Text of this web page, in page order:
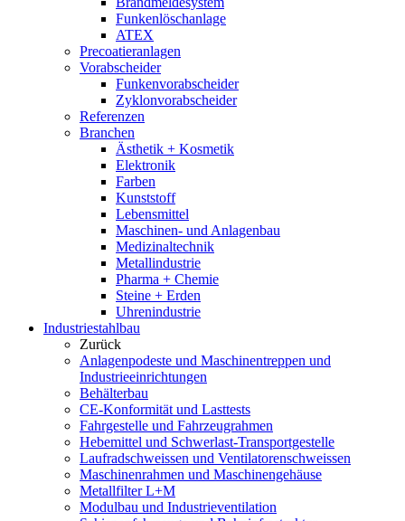
Funkenlöschanlage
ATEX
Precoatieranlagen
Vorabscheider
Funkenvorabscheider
Zyklonvorabscheider
Referenzen
Branchen
Ästhetik + Kosmetik
Elektronik
Farben
Kunststoff
Lebensmittel
Maschinen- und Anlagenbau
Medizinaltechnik
Metallindustrie
Pharma + Chemie
Steine + Erden
Uhrenindustrie
Industriestahlbau
Zurück
Anlagenpodeste und Maschinentreppen und
Industrieeinrichtungen
Behälterbau
CE-Konformität und Lasttests
Fahrgestelle und Fahrzeugrahmen
Hebemittel und Schwerlast-Transportgestelle
Laufradschweissen und Ventilatorenschweissen
Maschinenrahmen und Maschinengehäuse
Metallfilter L+M
Modulbau und Industrieventilation